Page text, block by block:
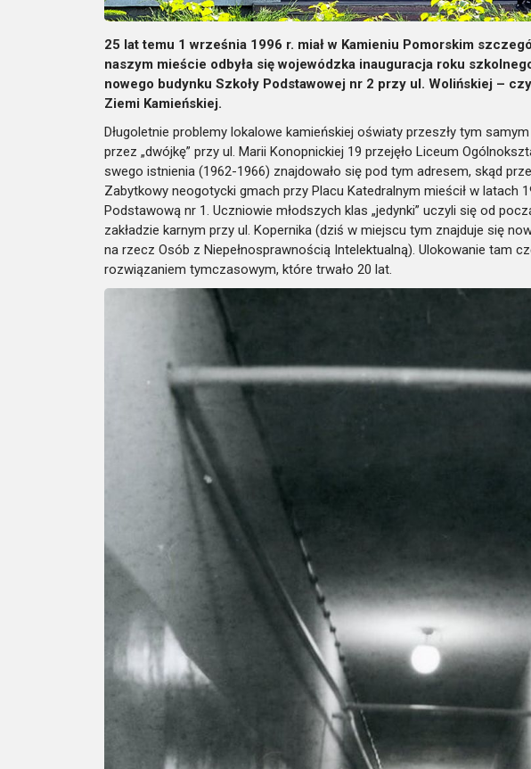
25 lat temu 1 września 1996 r. miał w Kamieniu Pomorskim
naszym mieście odbyła się wojewódzka inauguracja roku
nowego budynku Szkoły Podstawowej nr 2 przy ul. Wolińskiej –
Ziemi Kamieńskiej.
Długoletnie problemy lokalowe kamieńskiej oświaty przeszły tym
przez „dwójkę” przy ul. Marii Konopnickiej 19 przejęło Liceum
swego istnienia (1962-1966) znajdowało się pod tym adresem, skąd
Zabytkowy neogotycki gmach przy Placu Katedralnym mieścił w latach
Podstawową nr 1. Uczniowie młodszych klas „jedynki” uczyli się od
zakładzie karnym przy ul. Kopernika (dziś w miejscu tym znajduje się
na rzecz Osób z Niepełnosprawnością Intelektualną). Ulokowanie tam
rozwiązaniem tymczasowym, które trwało 20 lat.